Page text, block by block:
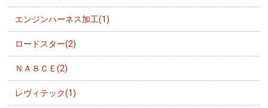
エンジンハーネス加工(1)
ロードスター(2)
ＮＡ８ＣＥ(2)
レヴィテック(1)